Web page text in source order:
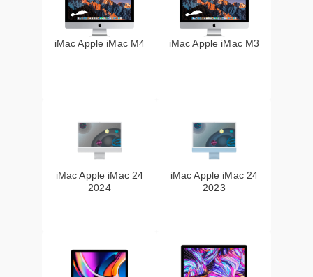
iMac Apple iMac M4 iMac Apple iMac M3
iMac Apple iMac 24
2024
iMac Apple iMac 24
2023